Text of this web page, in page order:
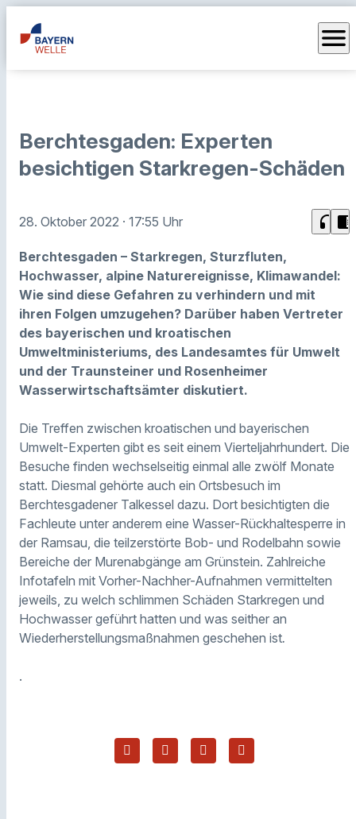
menu
Berchtesgaden: Experten
besichtigen Starkregen-Schäden
28. Oktober 2022 · 17:55 Uhr headphones chrome_reader_mode
Berchtesgaden – Starkregen, Sturzfluten,
Hochwasser, alpine Naturereignisse, Klimawandel:
Wie sind diese Gefahren zu verhindern und mit
ihren Folgen umzugehen? Darüber haben Vertreter
des bayerischen und kroatischen
Umweltministeriums, des Landesamtes für Umwelt
und der Traunsteiner und Rosenheimer
Wasserwirtschaftsämter diskutiert.
Die Treffen zwischen kroatischen und bayerischen
Umwelt-Experten gibt es seit einem Vierteljahrhundert. Die
Besuche finden wechselseitig einmal alle zwölf Monate
statt. Diesmal gehörte auch ein Ortsbesuch im
Berchtesgadener Talkessel dazu. Dort besichtigten die
Fachleute unter anderem eine Wasser-Rückhaltesperre in
der Ramsau, die teilzerstörte Bob- und Rodelbahn sowie
Bereiche der Murenabgänge am Grünstein. Zahlreiche
Infotafeln mit Vorher-Nachher-Aufnahmen vermittelten
jeweils, zu welch schlimmen Schäden Starkregen und
Hochwasser geführt hatten und was seither an
Wiederherstellungsmaßnahmen geschehen ist.
.